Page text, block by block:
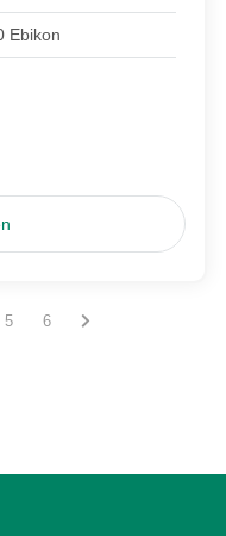
Ebikon
la page
êtes sur la page
Vous êtes sur la page
5 Vous êtes sur la page
6